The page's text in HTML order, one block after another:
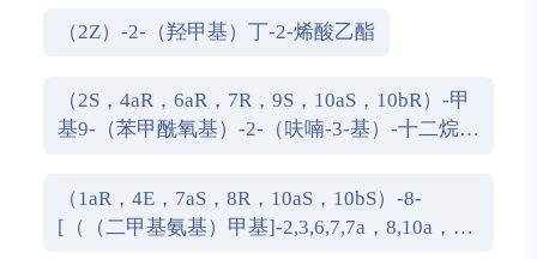
（2Z）-2-（羟甲基）丁-2-烯酸乙酯
（2S，4aR，6aR，7R，9S，10aS，10bR）-甲
基9-（苯甲酰氧基）-2-（呋喃-3-基）-十二烷
亚甲基-7-羧酸盐
（1aR，4E，7aS，8R，10aS，10bS）-8-
[（（二甲基氨基）甲基]-2,3,6,7,7a，8,10a，